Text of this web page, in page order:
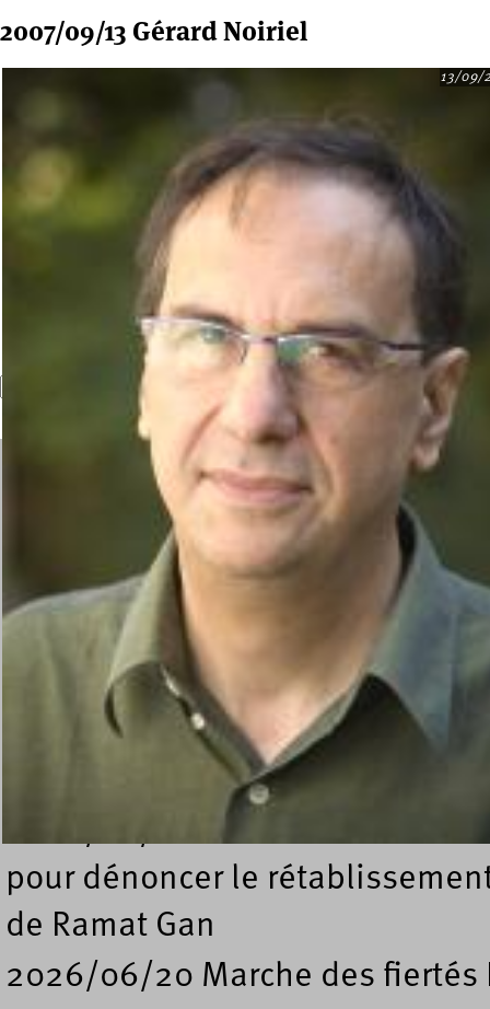
2007/09/13 Gérard Noiriel
13/09/
Formulaire de recherche
Dossiers
photos diverses
2026/06/28 Conférence
2026/06/26 Manifestation
ligne de bus à Strasbourg
2026/06/24 Rassemblement
2026/06/22 Rassemblement
pour dénoncer le
de Ramat Gan
2026/06/20 Marche des fiertés